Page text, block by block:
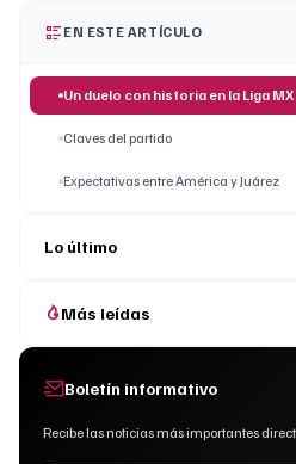
EN ESTE ARTÍCULO
Un duelo con historia en la Liga MX
Claves del partido
Expectativas entre América y Juárez
Lo último
Más leídas
Boletín informativo
Recibe las noticias más importantes